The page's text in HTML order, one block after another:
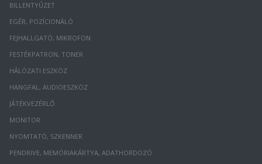
BILLENTYŰZET
EGÉR, POZÍCIONÁLÓ
FEJHALLGATÓ, MIKROFON
FESTÉKPATRON, TONER
HÁLÓZATI ESZKÖZ
HANGFAL, AUDIOESZKÖZ
JÁTÉKVEZÉRLŐ
MONITOR
NYOMTATÓ, SZKENNER
PENDRIVE, MEMÓRIAKÁRTYA, ADATHORDOZÓ